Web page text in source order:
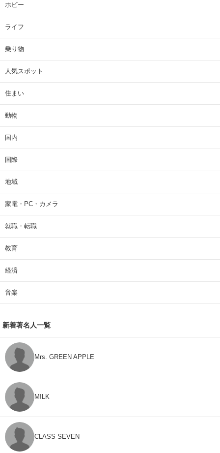
ホビー
ライフ
乗り物
人気スポット
住まい
動物
国内
国際
地域
家電・PC・カメラ
就職・転職
教育
経済
音楽
新着著名人一覧
Mrs. GREEN APPLE
M!LK
CLASS SEVEN